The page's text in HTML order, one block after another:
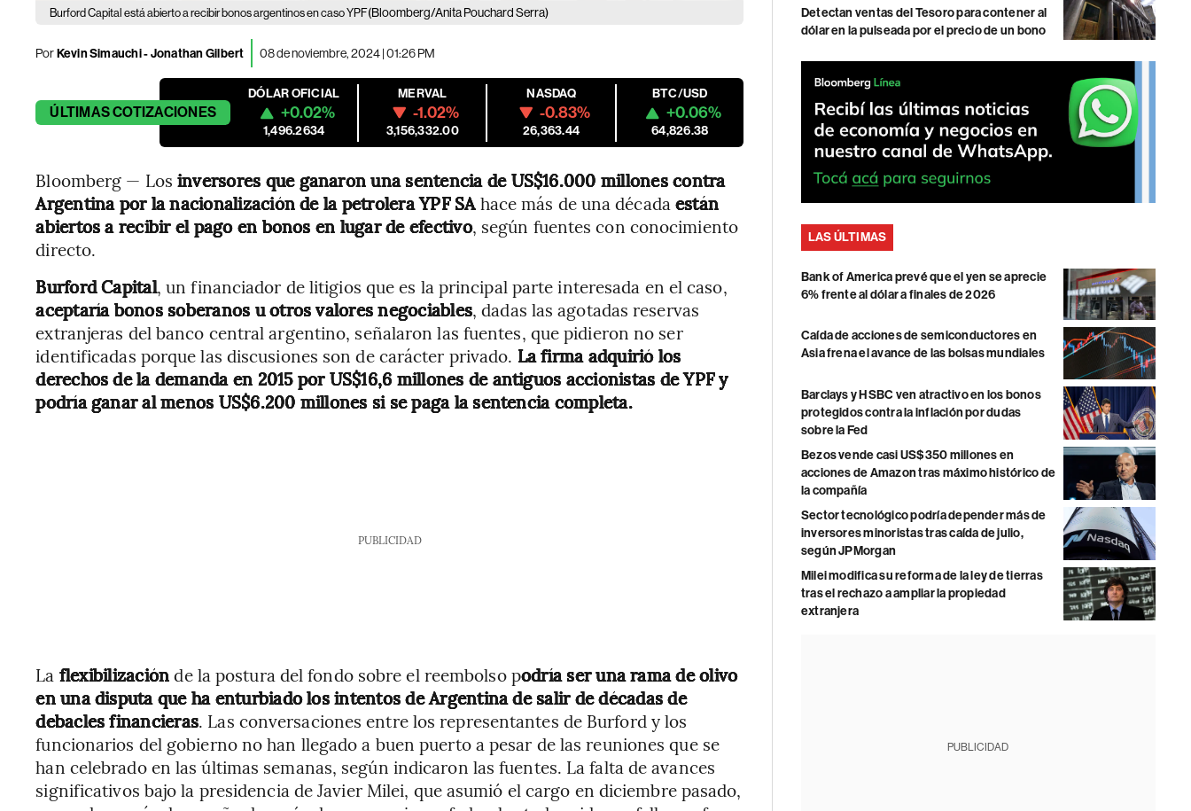
Burford Capital está abierto a recibir bonos argentinos en caso YPF(Bloomberg/Anita Pouchard Serra)
PorKevin Simauchi - Jonathan Gilbert 08 de noviembre, 2024 | 01:26 PM
ÚLTIMASCOTIZACIONES
DÓLAR OFICIAL
+0.02%
1,496.2634
MERVAL
-1.02%
3,156,332.00
NASDAQ
-0.83%
26,363.44
BTC/USD
+0.06%
64,826.38
Bloomberg — Los inversores que ganaron una sentencia de US$16.000 millones contra
Argentina por la nacionalización de la petrolera YPF SAhace más de una década están
abiertos a recibir el pago en bonos en lugar de efectivo, según fuentes con conocimiento
directo.
Burford Capital, un financiador de litigios que es la principal parte interesada en el caso,
aceptaría bonos soberanos u otros valores negociables, dadas las agotadas reservas
extranjeras del banco central argentino, señalaron las fuentes, que pidieron no ser
identificadas porque las discusiones son de carácter privado. La firma adquirió los
derechos de la demanda en 2015 por US$16,6 millones de antiguos accionistas de YPF y
podría ganar al menos US$6.200 millones si se paga la sentencia completa.
PUBLICIDAD
La flexibilizaciónde la postura del fondo sobre el reembolso podría ser una rama de olivo
en una disputa que ha enturbiado los intentos de Argentina de salir de décadas de
debacles financieras. Las conversaciones entre los representantes de Burford y los
funcionarios del gobierno no han llegado a buen puerto a pesar de las reuniones que se
han celebrado en las últimas semanas, según indicaron las fuentes. La falta de avances
significativos bajo la presidencia de Javier Milei, que asumió el cargo en diciembre pasado,
Detectan ventas del Tesoro para contener al
dólar en la pulseada por el precio de un bono
LAS ÚLTIMAS
Bank of America prevé que el yen se aprecie
6% frente al dólar a finales de 2026
Caída de acciones de semiconductores en
Asia frena el avance de las bolsas mundiales
Barclays y HSBC ven atractivo en los bonos
protegidos contra la inflación por dudas
sobre la Fed
Bezos vende casi US$350 millones en
acciones de Amazon tras máximo histórico de
la compañía
Sector tecnológico podría depender más de
inversores minoristas tras caída de julio,
según JPMorgan
Milei modifica su reforma de la ley de tierras
tras el rechazo a ampliar la propiedad
extranjera
PUBLICIDAD